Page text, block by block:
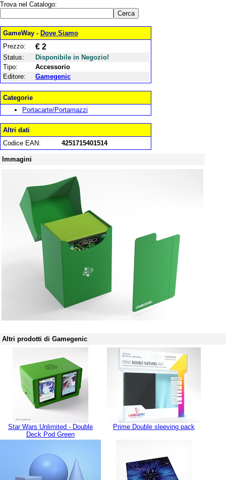
Trova nel Catalogo:
GameWay - Dove Siamo
Prezzo:
€ 2
Status:
Disponibile in Negozio!
Tipo:
Accessorio
Editore:
Gamegenic
Categorie
Portacarte/Portamazzi
Altri dati
Codice EAN:
4251715401514
Immagini
Altri prodotti di Gamegenic
Star Wars Unlimited - Double
Deck Pod Green
Prime Double sleeving pack